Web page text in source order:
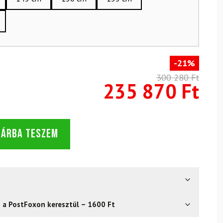
-21%
300 280 Ft
235 870 Ft
TESZEM
a PostFoxon keresztül – 1600 Ft